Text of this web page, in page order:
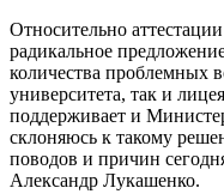
Относительно
радикальное
количества проблемных
университета, так и
поддерживает и
склоняюсь к такому
поводов и причин
Александр Лукашенко.